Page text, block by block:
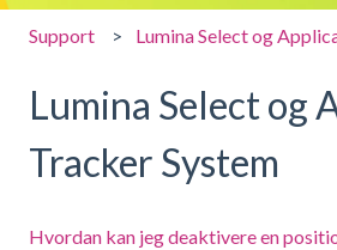
Support Lumina Select og
Lumina Select og
Tracker System
Hvordan kan jeg deaktivere en